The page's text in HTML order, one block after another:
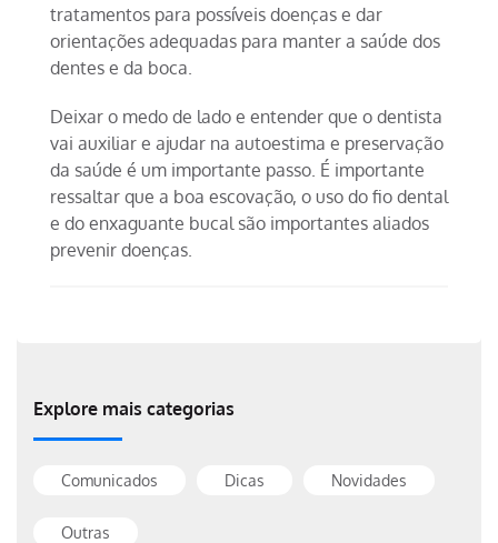
tratamentos para possíveis doenças e dar
orientações adequadas para manter a saúde dos
dentes e da boca.
Deixar o medo de lado e entender que o dentista
vai auxiliar e ajudar na autoestima e preservação
da saúde é um importante passo. É importante
ressaltar que a boa escovação, o uso do fio dental
e do enxaguante bucal são importantes aliados
prevenir doenças.
Explore mais categorias
Comunicados Dicas Novidades
Outras